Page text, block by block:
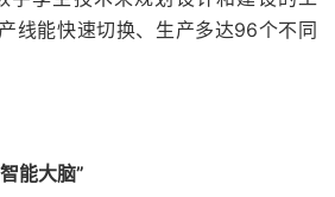
线能快速切换、生产多达96个不同
能大脑”